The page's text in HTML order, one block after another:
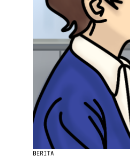
BERITA